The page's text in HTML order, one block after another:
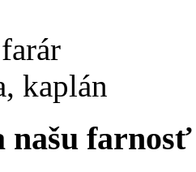
kaplán
našu farnosť